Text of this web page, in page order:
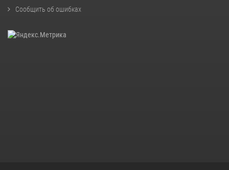
Сообщить об ошибках